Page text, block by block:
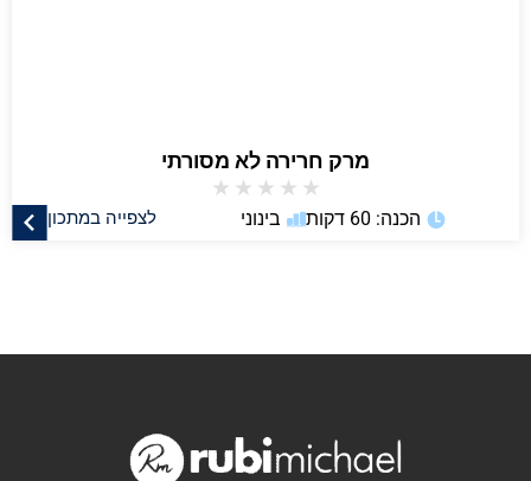
מרק חרירה לא מסורתי
★
★
★
★
★
לצפייה במתכון הכנה: 60 דקות בינוני